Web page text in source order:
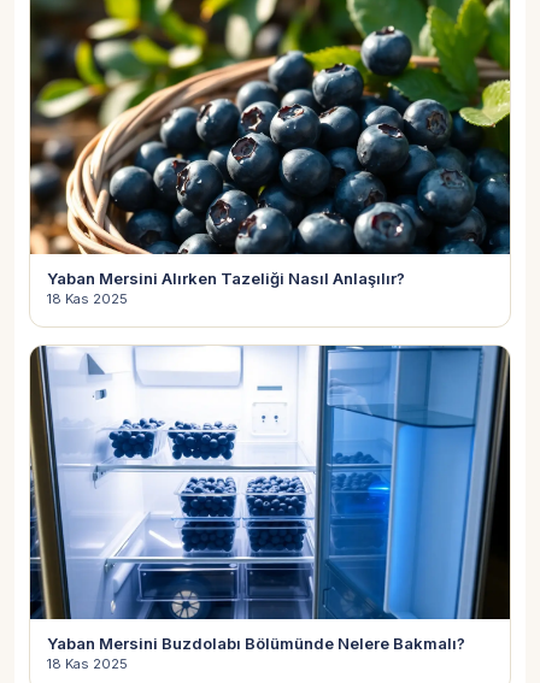
Yaban Mersini Alırken Tazeliği Nasıl Anlaşılır?
18 Kas 2025
Yaban Mersini Buzdolabı Bölümünde Nelere Bakmalı?
18 Kas 2025